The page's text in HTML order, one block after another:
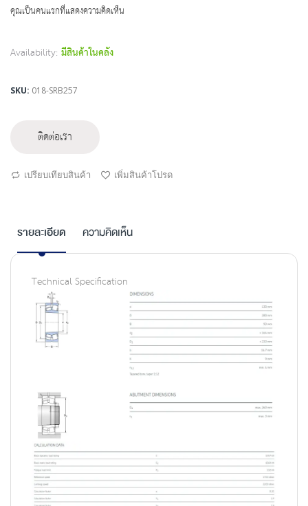
คุณเป็นคนแรกที่แสดงความคิดเห็น
Availability: มีสินค้าในคลัง
SKU 018-SRB257
ติดต่อเรา
เปรียบเทียบสินค้า เพิ่มสินค้าโปรด
รายละเอียด
Technical Specification
ความคิดเห็น